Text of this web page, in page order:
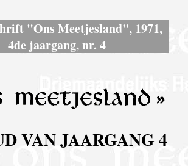
"Ons Meetjesland", 1971,
4de jaargang, nr. 4
VAN JAARGANG 4